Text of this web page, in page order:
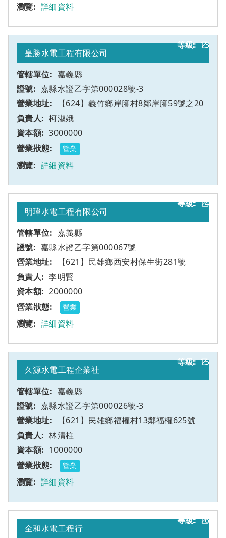
詳細資料
13
皇勝水電工程有限公司
嘉義縣
嘉縣水證乙字第000028號-3
【624】義竹鄉岸腳村8鄰岸腳59號之20
乙
柯淑娥
3000000
營業
詳細資料
14
明瑋水電工程有限公司
嘉義縣
嘉縣水證乙字第000067號
【621】民雄鄉西安村保生街281號
乙
李明賢
2000000
營業
詳細資料
15
久源水電工程企業社
嘉義縣
嘉縣水證乙字第000026號-3
【621】民雄鄉福權村13鄰福權625號
乙
林清柱
1000000
營業
詳細資料
16
全和水電工程行
乙